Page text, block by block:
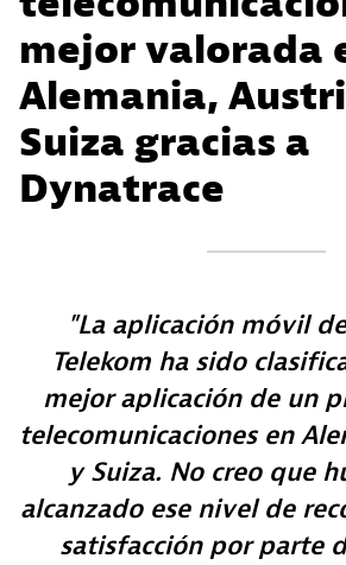
mejor valorada
Alemania,
Suiza gracias a
Dynatrace
La aplicación móvil
Telekom ha sido
mejor aplicación de un
telecomunicaciones en
y Suiza. No creo que
alcanzado ese nivel de
satisfacción por parte